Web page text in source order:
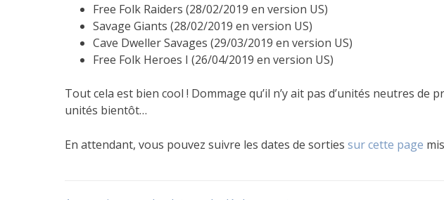
Free Folk Raiders (28/02/2019 en version US)
Savage Giants (28/02/2019 en version US)
Cave Dweller Savages (29/03/2019 en version US)
Free Folk Heroes I (26/04/2019 en version US)
Tout cela est bien cool ! Dommage qu’il n’y ait pas d’unités neutres de
unités bientôt…
En attendant, vous pouvez suivre les dates de sorties sur cette page